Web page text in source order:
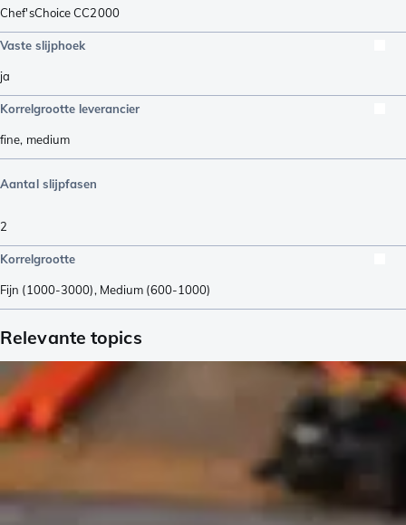
Chef'sChoice CC2000
Vaste slijphoek
ja
Korrelgrootte leverancier
fine, medium
Aantal slijpfasen
2
Korrelgrootte
Fijn (1000-3000), Medium (600-1000)
Relevante topics